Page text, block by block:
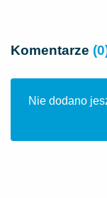
Komentarze
Nie dodano